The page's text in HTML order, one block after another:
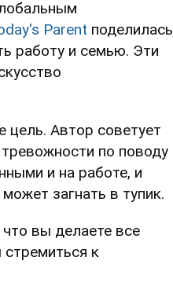
Parent поделилась
работу и семью. Эти
цель. Автор советует
по поводу
и на работе, и
загнать в тупик.
вы делаете все
к